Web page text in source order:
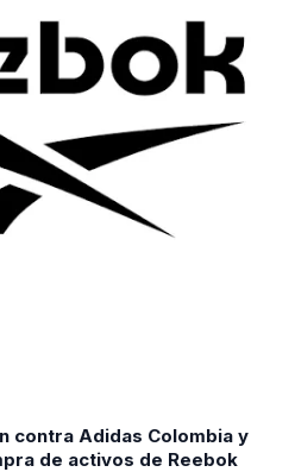
contra Adidas Colombia y
de activos de Reebok